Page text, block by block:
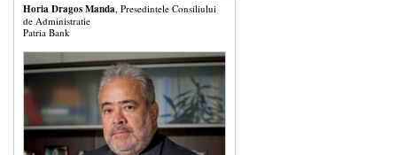
Horia Dragos Manda , Presedintele Consiliului
de Administratie
Patria Bank